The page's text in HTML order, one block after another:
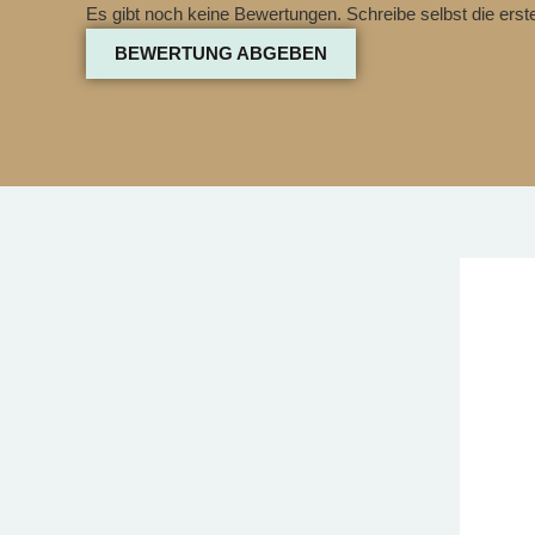
Es gibt noch keine Bewertungen. Schreibe selbst die
BEWERTUNG ABGEBEN